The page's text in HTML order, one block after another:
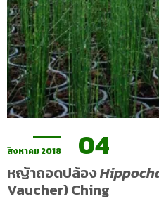
สิงหาคม 2018 04
หญ้าถอดปล้อง
Vaucher) Ching